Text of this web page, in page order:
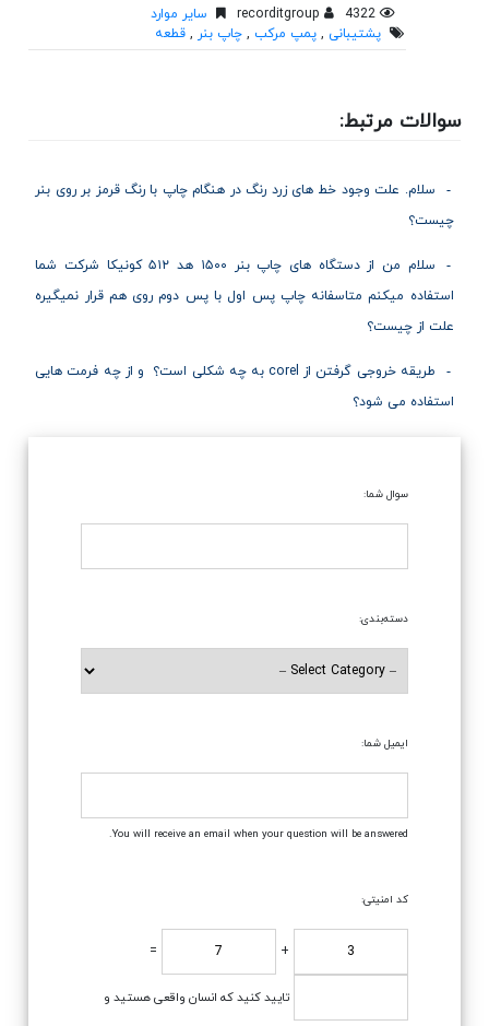
4322
سایر موارد
پشتیبانی ,پمپ مرکب ,چاپ بنر ,قطعه
سوالات مرتبط:
سلام. علت وجود خط های زرد رنگ در هنگام چاپ با رنگ قرمز بر روی بنر
چیست؟
سلام من از دستگاه های چاپ بنر ۱۵۰۰ هد ۵۱۲ کونیکا شرکت شما
استفاده میکنم متاسفانه چاپ پس اول با پس دوم روی هم قرار نمیگیره
علت از چیست؟
طریقه خروجی گرفتن از corel به چه شکلی است؟ و از چه فرمت هایی
استفاده می شود؟
سوال شما:
دسته‌بندی:
ایمیل شما:
You will receive an email when your question will be answered.
کد امنیتی:
+
=
تایید کنید که انسان واقعی هستید و